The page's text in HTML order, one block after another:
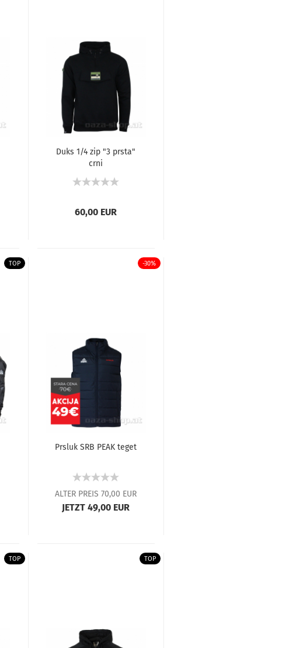
Duks 1/4 zip "3 prsta"
crni
60,00 EUR
TOP -30%
Prsluk SRB PEAK teget
ALTER PREIS 70,00 EUR
JETZT 49,00 EUR
TOP TOP